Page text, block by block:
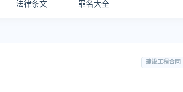
法律条文 罪名大全
建设工程合同